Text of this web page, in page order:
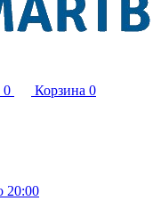
0 Корзина 0
20:00